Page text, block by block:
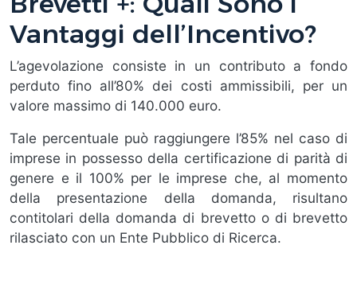
Vantaggi dell’Incentivo?
L’agevolazione consiste in un contributo a fondo
perduto fino all’80% dei costi ammissibili, per un
valore massimo di 140.000 euro.
Tale percentuale può raggiungere l’85% nel caso di
imprese in possesso della certificazione di parità di
genere e il 100% per le imprese che, al momento
della presentazione della domanda, risultano
contitolari della domanda di brevetto o di brevetto
rilasciato con un Ente Pubblico di Ricerca.